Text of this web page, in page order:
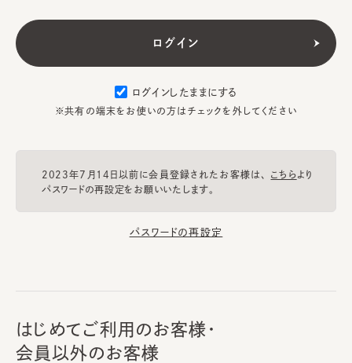
ログインしたままにする
※共有の端末をお使いの方はチェックを外してください
2023年7月14日以前に会員登録されたお客様は、 こちらより
パスワードの再設定をお願いいたします。
パスワードの再設定
はじめてご利用のお客様・
会員以外のお客様